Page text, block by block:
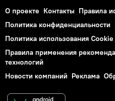
О проекте Контакты Правила
Политика конфиденциальности
Политика использования Cookie
Правила применения
технологий
Новости компаний Реклама